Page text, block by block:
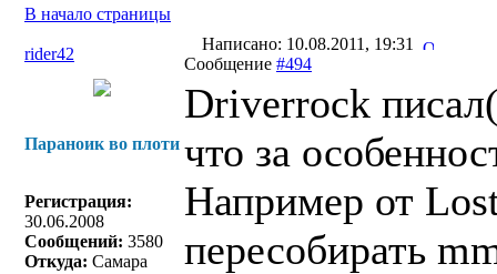
В начало страницы
rider42
Написано: 10.08.2011, 19:31
Сообщение #494
Параноик во плоти
Регистрация:
30.06.2008
Сообщений: 3580
Откуда: Самара
Driverrock
что за
Например от
пересобирать